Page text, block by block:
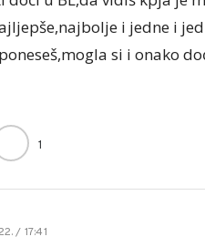
i jedne i
si i onako
1
/ 17:41